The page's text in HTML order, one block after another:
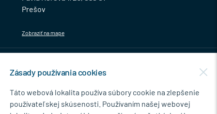
Prešov
Zobraziť na mape
NEWSLETTER
Zásady používania cookies
Táto webová lokalita používa súbory cookie na zlepšenie
používateľskej skúsenosti. Používaním našej webovej